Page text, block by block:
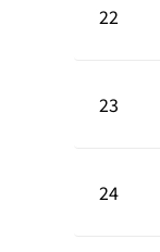
22
23
24